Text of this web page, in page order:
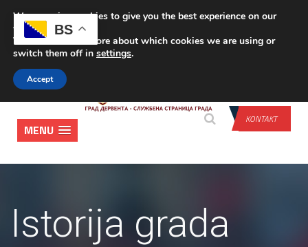
PRIJAVA
KONTAKT
MENU
Istorija grada
BS
We are using cookies to give you the best experience on our
website.
You can find out more about which cookies we are using or
switch them off in settings.
Accept